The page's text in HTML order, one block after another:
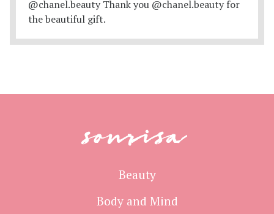
sonrisa
Beauty
Body and Mind